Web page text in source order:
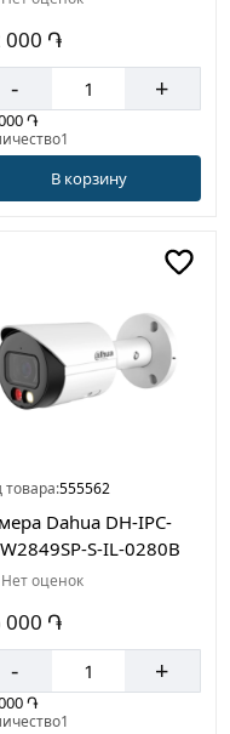
000 ֏
- +
֏
В корзину
товара:555562
Dahua DH-IPC-
S-IL-0280B
Нет оценок
000 ֏
- +
֏